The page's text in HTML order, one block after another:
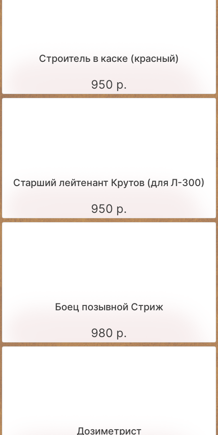
Строитель в каске (красный)
950 р.
Старший лейтенант Крутов (для Л-300)
950 р.
Боец позывной Стриж
980 р.
Дозиметрист